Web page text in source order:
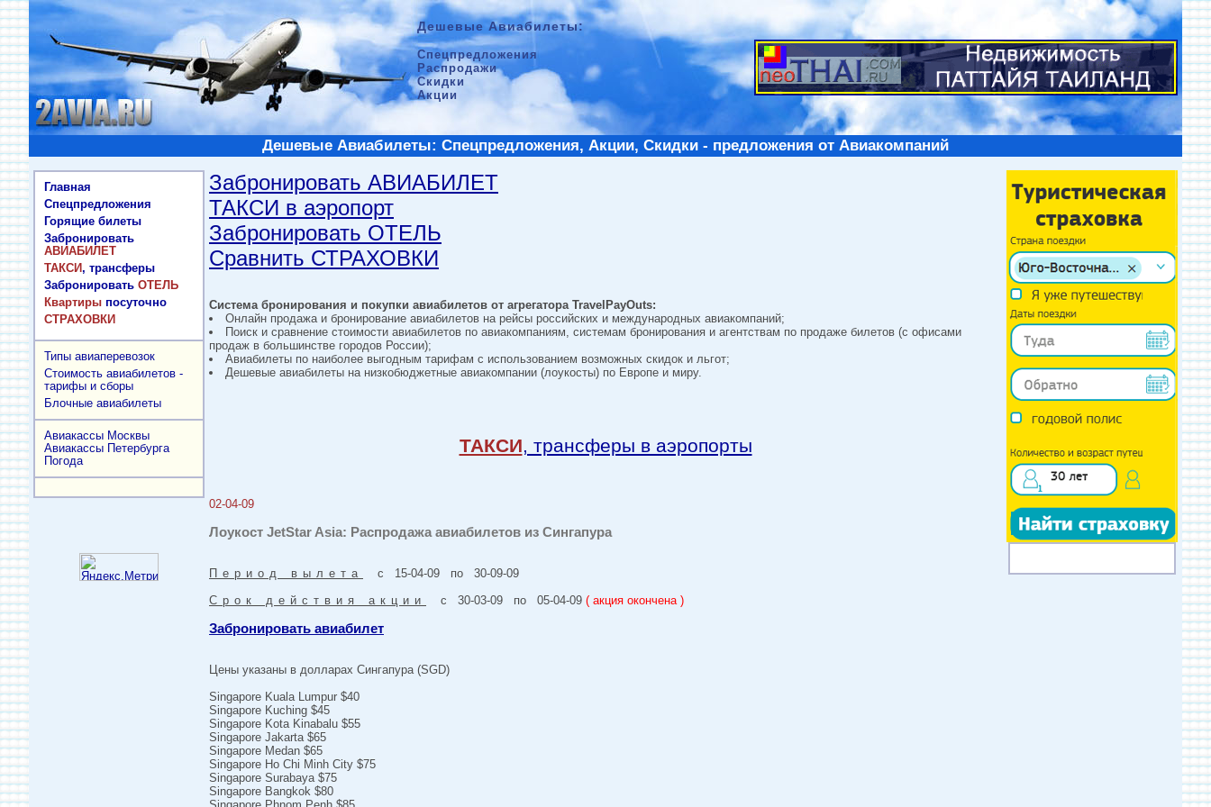
Дешевые Авиабилеты:
Спецпредложения
Распродажи
Скидки
Акции
Дешевые Авиабилеты: Спецпредложения, Акции, Скидки - предложения от Авиакомпаний
Главная
Спецпредложения
Горящие билеты
Забронировать
АВИАБИЛЕТ
ТАКСИ, трансферы
Забронировать ОТЕЛЬ
Квартиры посуточно
СТРАХОВКИ
Типы авиаперевозок
Стоимость авиабилетов -
тарифы и сборы
Блочные авиабилеты
Авиакассы Москвы
Авиакассы Петербурга
Погода
Забронировать АВИАБИЛЕТ
ТАКСИ в аэропорт
Забронировать ОТЕЛЬ
Сравнить СТРАХОВКИ
Система бронирования и покупки авиабилетов от агрегатора TravelPayOuts:
Онлайн продажа и бронирование авиабилетов на рейсы российских и международных авиакомпаний;
Поиск и сравнение стоимости авиабилетов по авиакомпаниям, системам бронирования и агентствам по продаже билетов (с офисами
продаж в большинстве городов России);
Авиабилеты по наиболее выгодным тарифам с использованием возможных скидок и льгот;
Дешевые авиабилеты на низкобюджетные авиакомпании (лоукосты) по Европе и миру.
ТАКСИ, трансферы в аэропорты
02-04-09
Лоукост JetStar Asia: Распродажа авиабилетов из Сингапура
Период вылета
с 15-04-09 по 30-09-09
Срок действия акции
с 30-03-09 по 05-04-09 ( акция окончена )
Забронировать авиабилет
Цены указаны в долларах Сингапура (SGD)
Singapore Kuala Lumpur $40
Singapore Kuching $45
Singapore Kota Kinabalu $55
Singapore Jakarta $65
Singapore Medan $65
Singapore Ho Chi Minh City $75
Singapore Surabaya $75
Singapore Bangkok $80